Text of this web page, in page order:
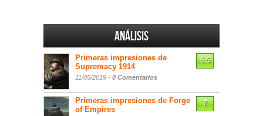
Análisis
Primeras impresiones de
Supremacy 1914
11/05/2019 - 0 Comentarios
6.5
Primeras impresiones de Forge
of Empires
7